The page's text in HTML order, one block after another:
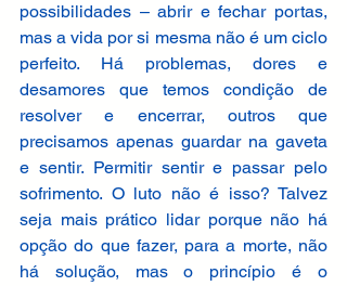
possibilidades – abrir e fechar portas,
mas a vida por si mesma não é um ciclo
perfeito. Há problemas, dores e
desamores que temos condição de
resolver e encerrar, outros que
precisamos apenas guardar na gaveta
e sentir. Permitir sentir e passar pelo
sofrimento. O luto não é isso? Talvez
seja mais prático lidar porque não há
opção do que fazer, para a morte, não
há solução, mas o princípio é o